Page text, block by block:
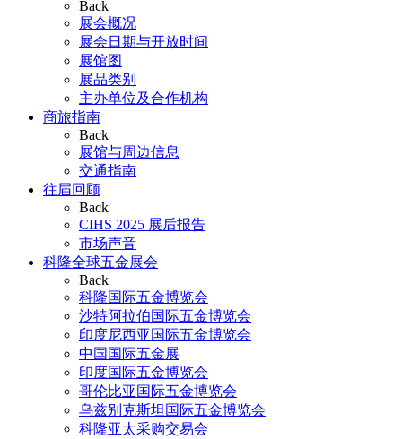
Back
展会概况
展会日期与开放时间
展馆图
展品类别
主办单位及合作机构
商旅指南
Back
展馆与周边信息
交通指南
往届回顾
Back
CIHS 2025 展后报告
市场声音
科隆全球五金展会
Back
科隆国际五金博览会
沙特阿拉伯国际五金博览会
印度尼西亚国际五金博览会
中国国际五金展
印度国际五金博览会
哥伦比亚国际五金博览会
乌兹别克斯坦国际五金博览会
科隆亚太采购交易会